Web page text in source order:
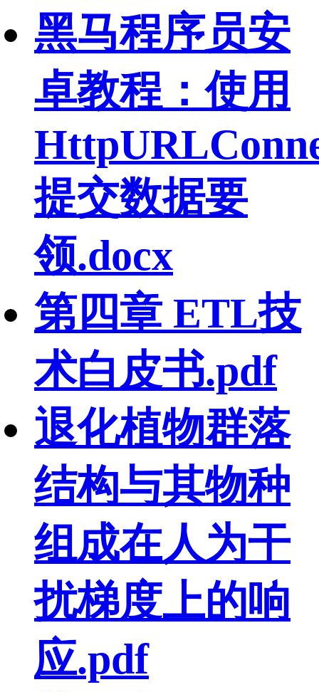
黑马程序员安
卓教程：使用
提交数据要
领.docx
第四章 ETL技
术白皮书.pdf
退化植物群落
结构与其物种
组成在人为干
扰梯度上的响
应.pdf